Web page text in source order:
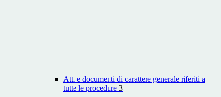
Atti e documenti di carattere generale riferiti a
tutte le procedure 3